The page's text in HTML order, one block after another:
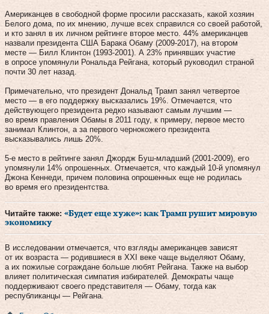
Американцев в свободной форме просили рассказать, какой хозяин
Белого дома, по их мнению, лучше всех справился со своей работой,
и кто занял в их личном рейтинге второе место. 44% американцев
назвали президента США Барака Обаму (2009-2017), на втором
месте — Билл Клинтон (1993-2001). А 23% принявших участие
в опросе упомянули Рональда Рейгана, который руководил страной
почти 30 лет назад.
Примечательно, что президент Дональд Трамп занял четвертое
место — в его поддержку высказались 19%. Отмечается, что
действующего президента редко называют самым лучшим —
во время правления Обамы в 2011 году, к примеру, первое место
занимал Клинтон, а за первого чернокожего президента
высказывались лишь 20%.
5-е место в рейтинге занял Джордж Буш-младший (2001-2009), его
упомянули 14% опрошенных. Отмечается, что каждый 10-й упомянул
Джона Кеннеди, причем половина опрошенных еще не родилась
во время его президентства.
Читайте также: «Будет еще хуже»: как Трамп рушит мировую
экономику
В исследовании отмечается, что взгляды американцев зависят
от их возраста — родившиеся в XXI веке чаще выделяют Обаму,
а их пожилые сограждане больше любят Рейгана. Также на выбор
влияет политическая симпатия избирателей. Демократы чаще
поддерживают своего представителя — Обаму, тогда как
республиканцы — Рейгана.